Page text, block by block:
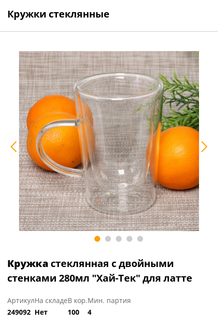
Кружки стеклянные
Кружка стеклянная с двойными
стенками 280мл "Хай-Тек" для латте
Артикул
249092
На складе
Нет
В кор.
100
Мин. партия
4